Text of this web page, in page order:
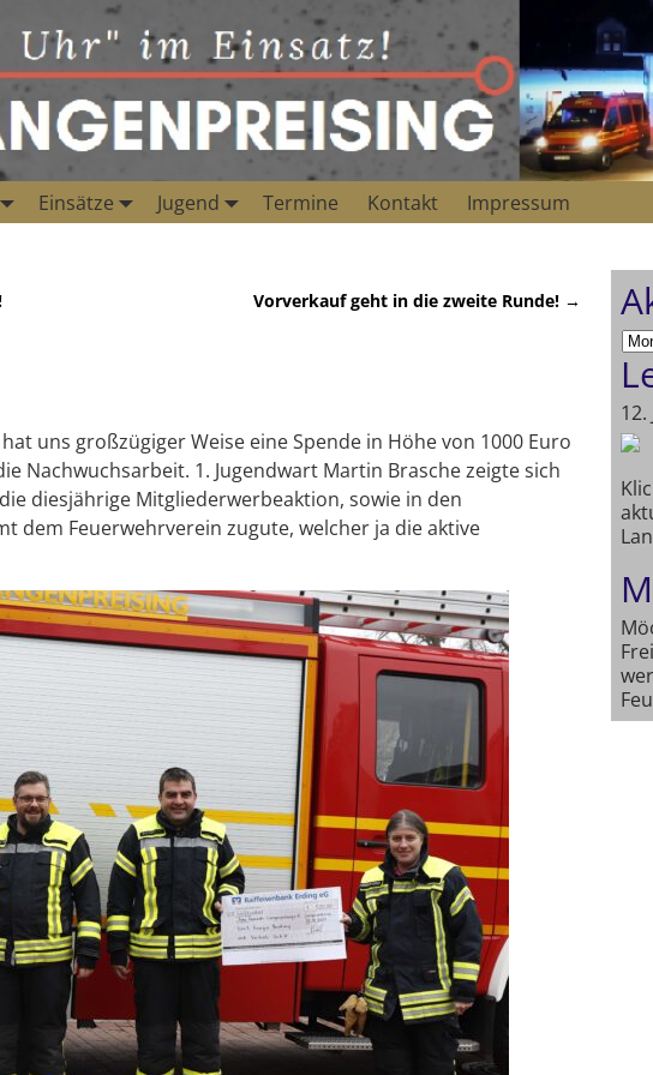
Einsätze Jugend Termine Kontakt
Impressum
Vorverkauf geht in die zweite Runde! →
uns großzügiger Weise eine Spende in Höhe von 1000 Euro
Nachwuchsarbeit. 1. Jugendwart Martin Brasche zeigte sich
diesjährige Mitgliederwerbeaktion, sowie in den
dem Feuerwehrverein zugute, welcher ja die aktive